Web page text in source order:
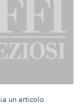
un articolo